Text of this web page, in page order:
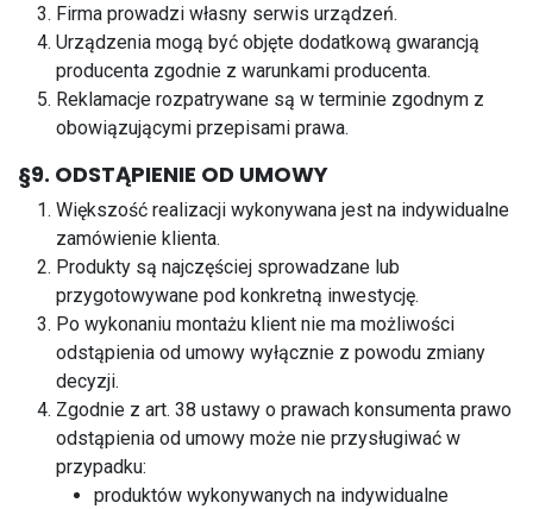
Firma prowadzi własny serwis urządzeń.
Urządzenia mogą być objęte dodatkową gwarancją
producenta zgodnie z warunkami producenta.
Reklamacje rozpatrywane są w terminie zgodnym z
obowiązującymi przepisami prawa.
§9. ODSTĄPIENIE OD UMOWY
Większość realizacji wykonywana jest na indywidualne
zamówienie klienta.
Produkty są najczęściej sprowadzane lub
przygotowywane pod konkretną inwestycję.
Po wykonaniu montażu klient nie ma możliwości
odstąpienia od umowy wyłącznie z powodu zmiany
decyzji.
Zgodnie z art. 38 ustawy o prawach konsumenta prawo
odstąpienia od umowy może nie przysługiwać w
przypadku:
produktów wykonywanych na indywidualne